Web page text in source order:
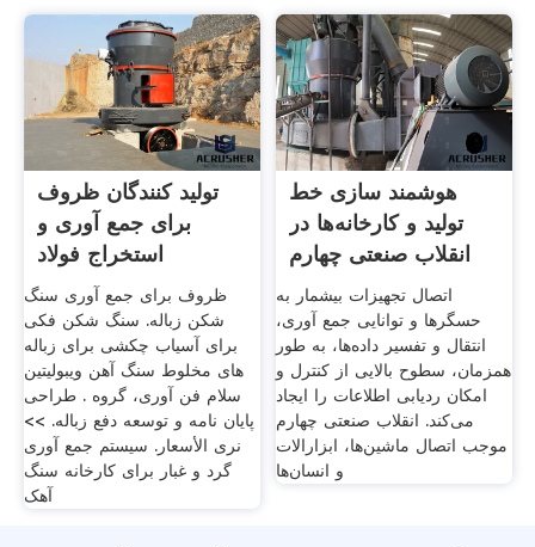
تولید کنندگان ظروف
برای جمع آوری و
استخراج فولاد
ظروف برای جمع آوری سنگ
شکن زباله. سنگ شکن فکی
برای آسیاب چکشی برای زباله
های مخلوط سنگ آهن ویبولیتین
سلام فن آوری، گروه . طراحی
پایان نامه و توسعه دفع زباله. >>
نرى الأسعار. سیستم جمع آوری
گرد و غبار برای کارخانه سنگ
آهک
هوشمند سازی خط
تولید و کارخانه‌ها در
انقلاب صنعتی چهارم
اتصال تجهیزات بیشمار به
حسگرها و توانایی جمع آوری،
انتقال و تفسیر داده‌ها، به طور
همزمان، سطوح بالایی از کنترل و
امکان ردیابی اطلاعات را ایجاد
می‌کند. انقلاب صنعتی چهارم
موجب اتصال ماشین‌ها، ابزار‌الات
و انسان‌ها